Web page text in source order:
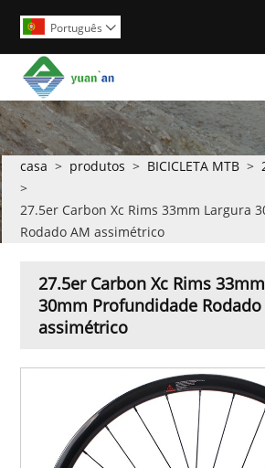
Português 
casa > produtos > BICICLETA MTB >
>
27.5er Carbon Xc Rims 33mm Largura
Rodado AM assimétrico
27.5er Carbon Xc Rims
30mm Profundidade Rodado
assimétrico